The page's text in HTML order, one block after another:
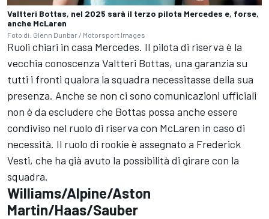
Valtteri Bottas, nel 2025 sarà il terzo pilota Mercedes e, forse,
anche McLaren
Foto di: Glenn Dunbar / Motorsport Images
Ruoli chiari in casa Mercedes. Il pilota di riserva è la
vecchia conoscenza Valtteri Bottas, una garanzia su
tutti i fronti qualora la squadra necessitasse della sua
presenza. Anche se non ci sono comunicazioni ufficiali
non è da escludere che Bottas possa anche essere
condiviso nel ruolo di riserva con McLaren in caso di
necessità. Il ruolo di rookie è assegnato a Frederick
Vesti, che ha già avuto la possibilità di girare con la
squadra.
Williams/Alpine/Aston
Martin/Haas/Sauber